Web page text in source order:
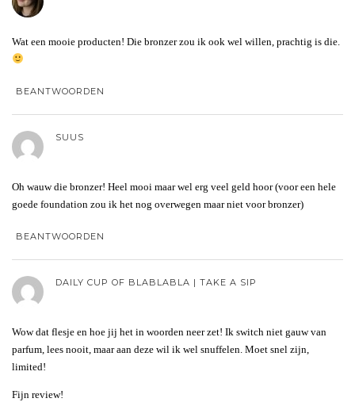
Wat een mooie producten! Die bronzer zou ik ook wel willen, prachtig is die.
BEANTWOORDEN
SUUS
Oh wauw die bronzer! Heel mooi maar wel erg veel geld hoor (voor een hele
goede foundation zou ik het nog overwegen maar niet voor bronzer)
BEANTWOORDEN
DAILY CUP OF BLABLABLA | TAKE A SIP
Wow dat flesje en hoe jij het in woorden neer zet! Ik switch niet gauw van
parfum, lees nooit, maar aan deze wil ik wel snuffelen. Moet snel zijn,
limited!
Fijn review!